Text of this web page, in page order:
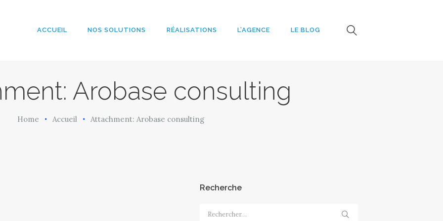
ACCUEIL NOS SOLUTIONS RÉALISATIONS L’AGENCE LE BLOG
Arobase consulting
Home Accueil Attachment: Arobase consulting
NOS
RÉALISATION
S
L’AGENCE
Recherche
Rechercher :